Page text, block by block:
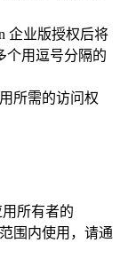
企业版授权后将
个用逗号分隔的
所需的访问权
所有者的
围内使用，请通